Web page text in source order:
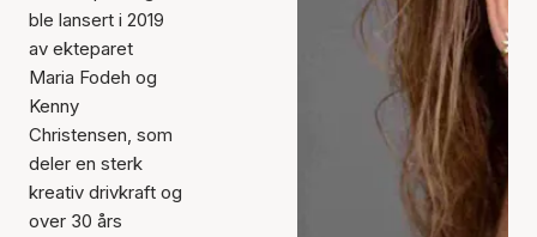
ble lansert i 2019
av ekteparet
Maria Fodeh og
Kenny
Christensen, som
deler en sterk
kreativ drivkraft og
over 30 års